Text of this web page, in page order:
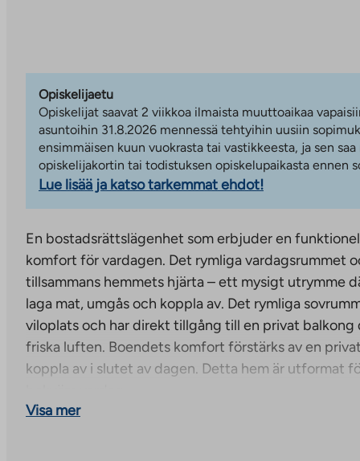
Opiskelijaetu
Opiskelijat saavat 2 viikkoa ilmaista muuttoaikaa
asuntoihin 31.8.2026 mennessä tehtyihin uusiin
ensimmäisen kuun vuokrasta tai vastikkeesta, ja sen
opiskelijakortin tai todistuksen opiskelupaikasta ennen
Lue lisää ja katso tarkemmat ehdot!
En bostadsrättslägenhet som erbjuder en
komfort för vardagen. Det rymliga vardagsrummet
tillsammans hemmets hjärta – ett mysigt utrymme
laga mat, umgås och koppla av. Det rymliga
viloplats och har direkt tillgång till en privat balkong
friska luften. Boendets komfort förstärks av en
koppla av i slutet av dagen. Detta hem är utformat
Visa mer